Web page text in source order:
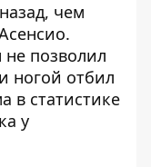
чем
позволил
ногой отбил
в статистике
у